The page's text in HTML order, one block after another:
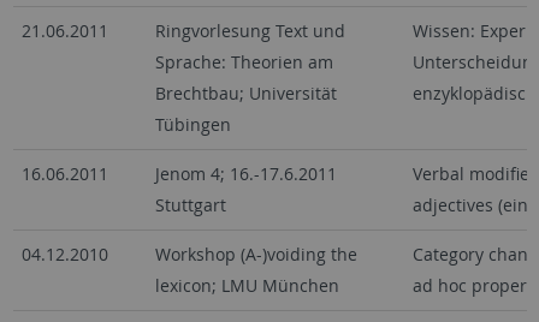
21.06.2011
Ringvorlesung Text und
Sprache: Theorien am
Brechtbau; Universität
Tübingen
Wissen:
16.06.2011
Jenom 4; 16.-17.6.2011
Stuttgart
Verbal
adjectives
04.12.2010
Workshop (A-)voiding the
lexicon; LMU München
Category
ad hoc